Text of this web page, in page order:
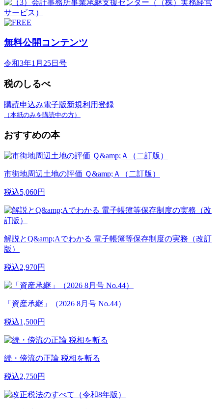
無料公開コンテンツ
令和3年1月25日号
税のしるべ
購読申込み電子版新規利用登録
（本紙のみを購読中の方）
おすすめの本
市街地周辺土地の評価 Ｑ&amp;Ａ（二訂版）
税込5,060円
解説とQ&amp;Aでわかる 電子帳簿等保存制度の実務（改訂
版）
税込2,970円
「資産承継」（2026 8月号 No.44）
税込1,500円
続・傍流の正論 税相を斬る
税込2,750円